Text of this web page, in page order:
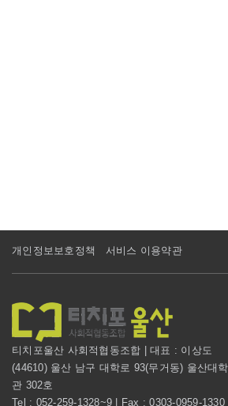
개인정보보호정책 서비스 이용약관
티치포울산 사회적협동조합 | 대표 : 이상도
(44610) 울산 남구 대학로 93(무거동) 울산대
관 302호
Tel : 052-259-1328~9 | Fax : 0303-0959-1330